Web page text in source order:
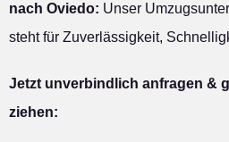
nach Oviedo: Unser
steht für Zuverlässigkeit,
Jetzt unverbindlich anfragen &
ziehen: